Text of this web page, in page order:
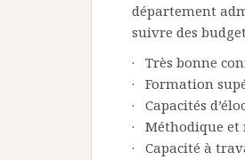
département
suivre des
· Très bonne
· Formation
· Capacités
· Méthodique et
· Capacité à